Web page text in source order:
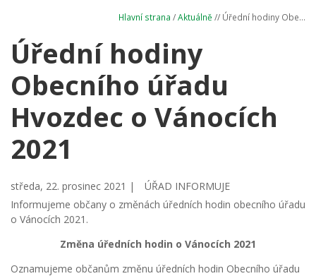
Hlavní strana /Aktuálně // Úřední hodiny Obe...
Úřední hodiny
Obecního úřadu
Hvozdec o Vánocích
2021
středa, 22. prosinec 2021 |
ÚŘAD INFORMUJE
Informujeme občany o změnách úředních hodin obecního úřadu
o Vánocích 2021.
Změna úředních hodin o Vánocích 2021
Oznamujeme občanům změnu úředních hodin Obecního úřadu